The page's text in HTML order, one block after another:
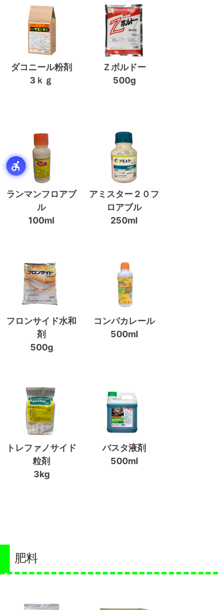
ダコニール粉剤
3ｋｇ
Ｚボルドー
500g
ランマンフロアブ
ル
100ml
アミスター２０フ
ロアブル
250ml
フロンサイド水和
剤
500g
コンパカレール
500ml
トレファノサイド
粒剤
3kg
バスタ液剤
500ml
肥料